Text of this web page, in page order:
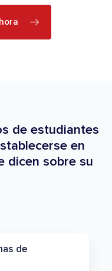
de estudiantes
en
dicen sobre su
de